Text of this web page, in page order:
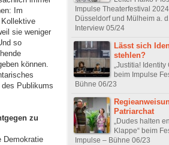
Im
sie weniger
so
können.
des Publikums
zu
Demokratie
Impulse Theaterfestival 2024
Düsseldorf und Mülheim a.
Interview 05/24
Lässt sich
stehlen?
„Justitia! Identity
beim Impulse
Bühne 06/23
Patriarchat
„Dudes halten
Klappe“ beim
Impulse – Bühne 06/23